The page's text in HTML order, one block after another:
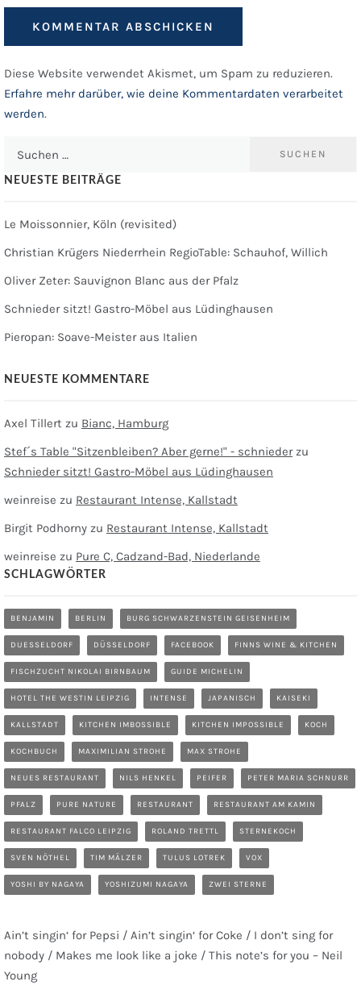
Diese Website verwendet Akismet, um Spam zu reduzieren.
Erfahre mehr darüber, wie deine Kommentardaten verarbeitet
werden.
NEUESTE BEITRÄGE
Le Moissonnier, Köln (revisited)
Christian Krügers Niederrhein RegioTable: Schauhof, Willich
Oliver Zeter: Sauvignon Blanc aus der Pfalz
Schnieder sitzt! Gastro-Möbel aus Lüdinghausen
Pieropan: Soave-Meister aus Italien
NEUESTE KOMMENTARE
Axel Tillert zu Bianc, Hamburg
Stef´s Table "Sitzenbleiben? Aber gerne!" - schniederzu
Schnieder sitzt! Gastro-Möbel aus Lüdinghausen
weinreise zu Restaurant Intense, Kallstadt
Birgit Podhorny zu Restaurant Intense, Kallstadt
weinreise zu Pure C, Cadzand-Bad, Niederlande
SCHLAGWÖRTER
BENJAMIN BERLIN BURG SCHWARZENSTEIN GEISENHEIM
DUESSELDORF DÜSSELDORF FACEBOOK FINNS WINE & KITCHEN
FISCHZUCHT NIKOLAI BIRNBAUM GUIDE MICHELIN
HOTEL THE WESTIN LEIPZIG INTENSE JAPANISCH KAISEKI
KALLSTADT KITCHEN IMBOSSIBLE KITCHEN IMPOSSIBLE KOCH
KOCHBUCH MAXIMILIAN STROHE MAX STROHE
NEUES RESTAURANT NILS HENKEL PEIFER PETER MARIA SCHNURR
PFALZ PURE NATURE RESTAURANT RESTAURANT AM KAMIN
RESTAURANT FALCO LEIPZIG ROLAND TRETTL STERNEKOCH
SVEN NÖTHEL TIM MÄLZER TULUS LOTREK VOX
YOSHI BY NAGAYA YOSHIZUMI NAGAYA ZWEI STERNE
Ain’t singin‘ for Pepsi / Ain’t singin‘ for Coke / I don’t sing for
nobody / Makes me look like a joke / This note’s for you – Neil
Young